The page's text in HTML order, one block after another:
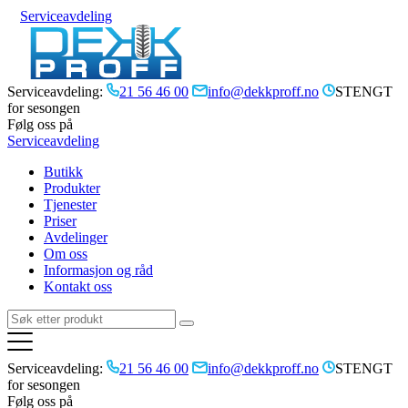
Serviceavdeling
Serviceavdeling: 21 56 46 00 info@dekkproff.no
STENGT
for sesongen
Følg oss på
Serviceavdeling
Butikk
Produkter
Tjenester
Priser
Avdelinger
Om oss
Informasjon og råd
Kontakt oss
Serviceavdeling: 21 56 46 00 info@dekkproff.no
STENGT
for sesongen
Følg oss på